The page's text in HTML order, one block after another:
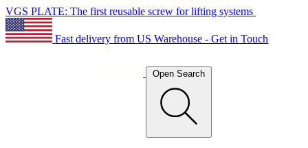
VGS PLATE: The first reusable screw for lifting systems
Fast delivery from US Warehouse - Get in Touch
Open Search